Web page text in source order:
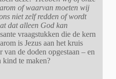
of waarvan moeten wij
niet zelf redden of wordt
dat alleen God kan
vraagstukken die de kern
is Jezus aan het kruis
van de doden opgestaan – en
te maken?